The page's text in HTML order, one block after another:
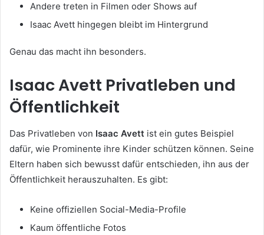
Andere treten in Filmen oder Shows auf
Isaac Avett hingegen bleibt im Hintergrund
Genau das macht ihn besonders.
Isaac Avett Privatleben und
Öffentlichkeit
Das Privatleben von Isaac Avett ist ein gutes Beispiel
dafür, wie Prominente ihre Kinder schützen können. Seine
Eltern haben sich bewusst dafür entschieden, ihn aus der
Öffentlichkeit herauszuhalten. Es gibt:
Keine offiziellen Social-Media-Profile
Kaum öffentliche Fotos